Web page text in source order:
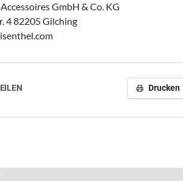
GmbH & Co. KG
4 82205 Gilching
Drucken